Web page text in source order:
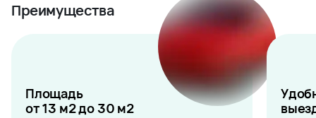
Преимущества
Площадь
от 13 м2 до 30 м2